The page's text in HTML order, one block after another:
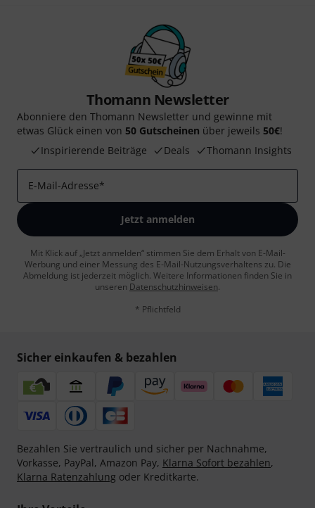
Thomann Newsletter
Abonniere den Thomann Newsletter und gewinne mit
etwas Glück einen von 50 Gutscheinen über jeweils 50€!
Inspirierende Beiträge
Deals Thomann Insights
E-Mail-Adresse*
Jetzt anmelden
Mit Klick auf „Jetzt anmelden“ stimmen Sie dem Erhalt von E-Mail-
Werbung und einer Messung des E-Mail-Nutzungsverhaltens zu. Die
Abmeldung ist jederzeit möglich. Weitere Informationen finden Sie in
unseren Datenschutzhinweisen.
* Pflichtfeld
Sicher einkaufen & bezahlen
Bezahlen Sie vertraulich und sicher per Nachnahme,
Vorkasse, PayPal, Amazon Pay, Klarna Sofort bezahlen,
Klarna Ratenzahlung oder Kreditkarte.